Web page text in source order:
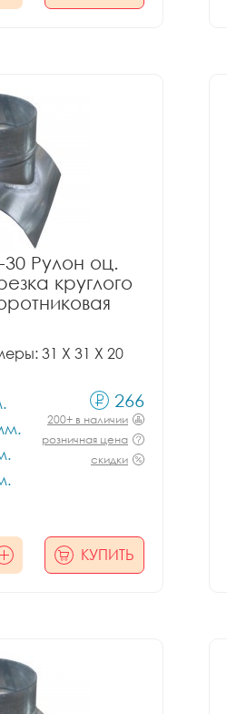
Рулон оц.
круглого
31 X 31 X 20
266
200+ в наличии
розничная цена
скидки
КУПИТЬ